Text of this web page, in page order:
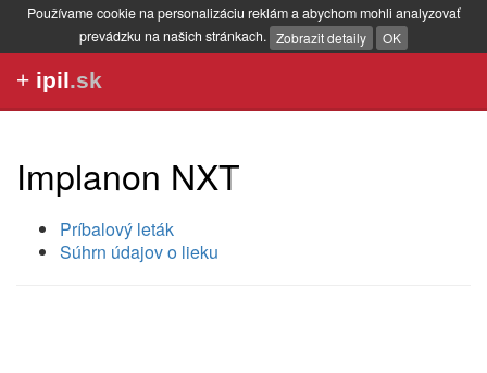
Používame cookie na personalizáciu reklám a abychom mohli analyzovať
prevádzku na našich stránkach. Zobrazit detaily OK
+ ipil.sk
Implanon NXT
Príbalový leták
Súhrn údajov o lieku